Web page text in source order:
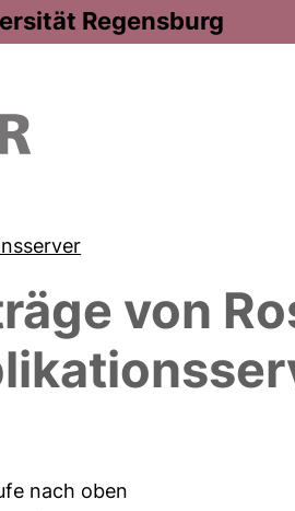
Regensburg
von
nach oben